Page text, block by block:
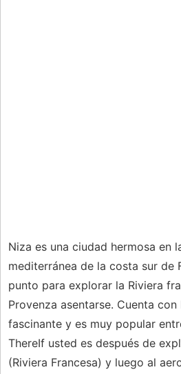
Niza es una ciudad hermosa en
mediterránea de la costa sur de
punto para explorar la Riviera
Provenza asentarse. Cuenta
fascinante y es muy popular
ThereIf usted es después de
(Riviera Francesa) y luego al